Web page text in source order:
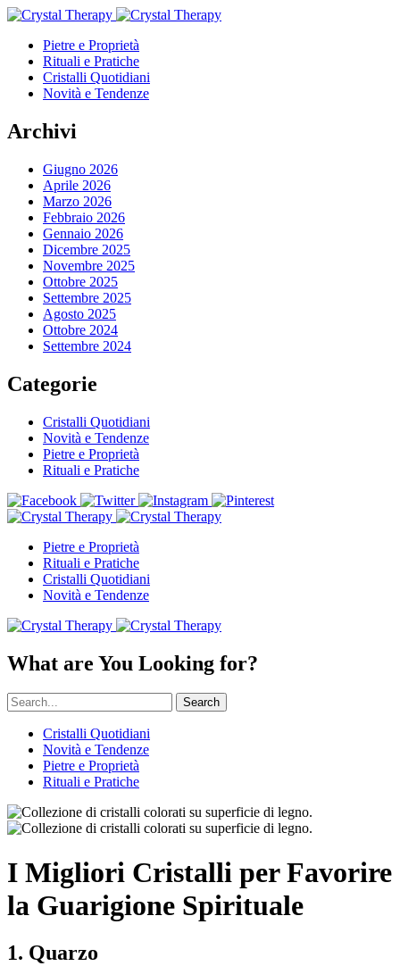
Pietre e Proprietà
Rituali e Pratiche
Cristalli Quotidiani
Novità e Tendenze
Archivi
Giugno 2026
Aprile 2026
Marzo 2026
Febbraio 2026
Gennaio 2026
Dicembre 2025
Novembre 2025
Ottobre 2025
Settembre 2025
Agosto 2025
Ottobre 2024
Settembre 2024
Categorie
Cristalli Quotidiani
Novità e Tendenze
Pietre e Proprietà
Rituali e Pratiche
Pietre e Proprietà
Rituali e Pratiche
Cristalli Quotidiani
Novità e Tendenze
What are You Looking for?
Search
Cristalli Quotidiani
Novità e Tendenze
Pietre e Proprietà
Rituali e Pratiche
I Migliori Cristalli per Favorire
la Guarigione Spirituale
1. Quarzo